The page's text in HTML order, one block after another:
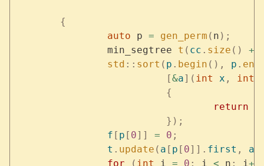
	{
		auto
p = gen_perm ( n );
		min_segtree
t ( cc . size () +
		std
:: sort ( p . begin (), p . end
			  [
&a]( int x , int
			  {
				  return
			  });
		f
[ p [ 0]] = 0 ;
		t
. update ( a [ p [ 0]]. first , a
		for
( int i = 0 ; i < n ; i++